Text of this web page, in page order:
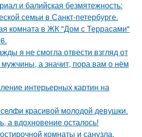
и балийская безмятежность:
семьи в Санкт-петербурге.
комната в ЖК "Дом с Террасами"
я не смогла отвести взгляд от
мужчины, а значит, пора вам о нём
интерьерных картин на
красивой молодой девушки.
а вдохновение осталось!
комнаты и санузла.